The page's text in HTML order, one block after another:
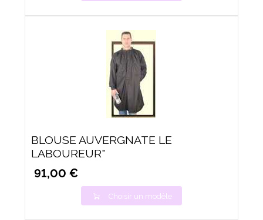
BLOUSE AUVERGNATE LE
LABOUREUR"
91,00 €
Choisir un modèle